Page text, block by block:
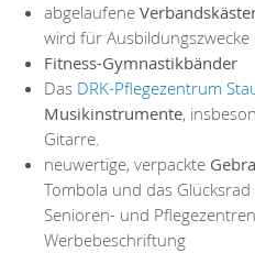
abgelaufene
wird für
Fitness-Gymnastikbänder
Das DRK-Pflegezentrum
Musikinstrumente,
Gitarre.
neuwertige, verpackte
Tombola und das
Senioren- und
Werbebeschriftung